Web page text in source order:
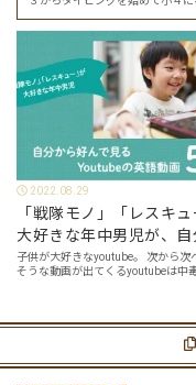
で…
2022.08.29
「戦隊モノ」「レスキ
大好きな年中男児が、自
好んで見るyoutube英語
選
子供が大好きなyoutube。 次から次
そうな動画が出てくるyoutubeは中
youtubeやゲーム、アプリだ…